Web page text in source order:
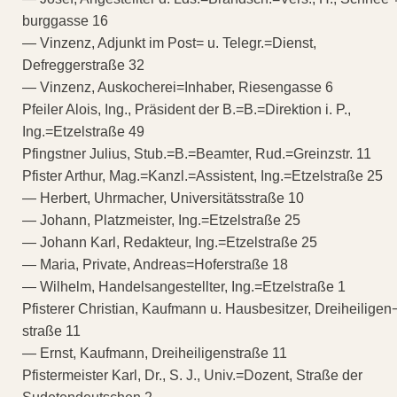
burggasse 16
— Vinzenz, Adjunkt im Post= u. Telegr.=Dienst,
Defreggerstraße 32
— Vinzenz, Auskocherei=Inhaber, Riesengasse 6
Pfeiler Alois, Ing., Präsident der B.=B.=Direktion i. P.,
Ing.=Etzelstraße 49
Pfingstner Julius, Stub.=B.=Beamter, Rud.=Greinzstr. 11
Pfister Arthur, Mag.=Kanzl.=Assistent, Ing.=Etzelstraße 25
— Herbert, Uhrmacher, Universitätsstraße 10
— Johann, Platzmeister, Ing.=Etzelstraße 25
— Johann Karl, Redakteur, Ing.=Etzelstraße 25
— Maria, Private, Andreas=Hoferstraße 18
— Wilhelm, Handelsangestellter, Ing.=Etzelstraße 1
Pfisterer Christian, Kaufmann u. Hausbesitzer,
straße 11
— Ernst, Kaufmann, Dreiheiligenstraße 11
Pfistermeister Karl, Dr., S. J., Univ.=Dozent, Straße der